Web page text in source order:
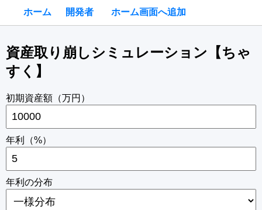
ホーム 開発者 ホーム画面へ追加
資産取り崩しシミュレーション【ちゃ
すく】
初期資産額（万円）
年利（%）
年利の分布